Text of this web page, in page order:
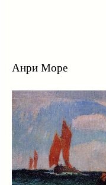
Анри Море